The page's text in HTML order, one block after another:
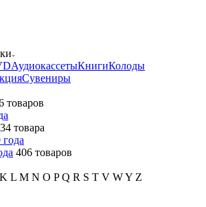
АудиокассетыКнигиКолоды
Сувениры
товаров
34 товара
406 товаров
K L M N O P Q R S T V WY Z